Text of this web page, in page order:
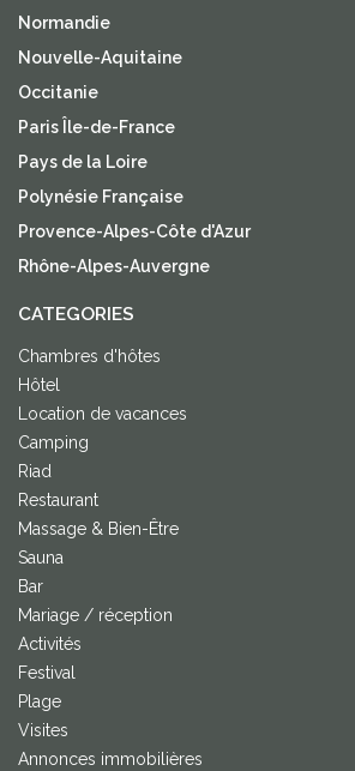
Normandie
Nouvelle-Aquitaine
Occitanie
Paris Île-de-France
Pays de la Loire
Polynésie Française
Provence-Alpes-Côte d'Azur
Rhône-Alpes-Auvergne
CATEGORIES
Chambres d'hôtes
Hôtel
Location de vacances
Camping
Riad
Restaurant
Massage & Bien-Être
Sauna
Bar
Mariage / réception
Activités
Festival
Plage
Visites
Annonces immobilières